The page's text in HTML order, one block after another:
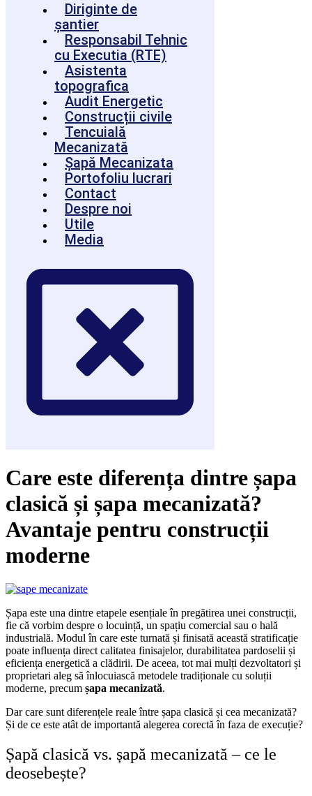
Diriginte de
șantier
Responsabil Tehnic
cu Executia (RTE)
Asistenta
topografica
Audit Energetic
Construcții civile
Tencuială
Mecanizată
Șapă Mecanizata
Portofoliu lucrari
Contact
Despre noi
Utile
Media
Care este diferența dintre șapa
clasică și șapa mecanizată?
Avantaje pentru construcții
moderne
Șapa este una dintre etapele esențiale în pregătirea unei construcții,
fie că vorbim despre o locuință, un spațiu comercial sau o hală
industrială. Modul în care este turnată și finisată această stratificație
poate influența direct calitatea finisajelor, durabilitatea pardoselii și
eficiența energetică a clădirii. De aceea, tot mai mulți dezvoltatori și
proprietari aleg să înlocuiască metodele tradiționale cu soluții
moderne, precum șapa mecanizată.
Dar care sunt diferențele reale între șapa clasică și cea mecanizată?
Și de ce este atât de importantă alegerea corectă în faza de execuție?
Șapă clasică vs. șapă mecanizată – ce le
deosebește?